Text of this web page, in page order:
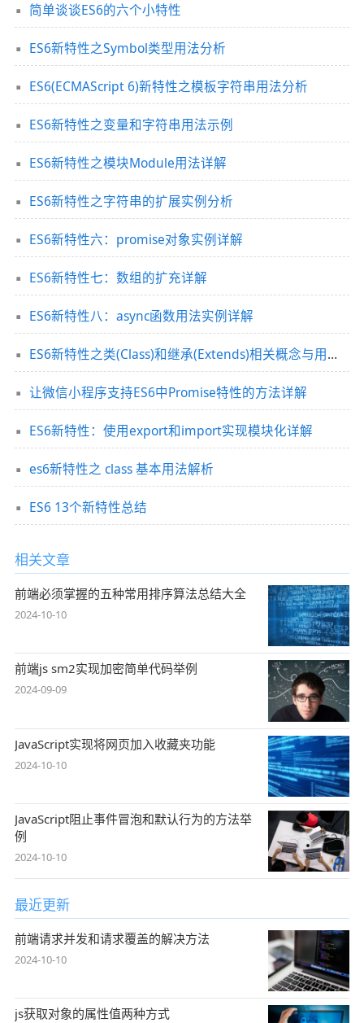
简单谈谈ES6的六个小特性
ES6新特性之Symbol类型用法分析
ES6(ECMAScript 6)新特性之模板字符串用法分析
ES6新特性之变量和字符串用法示例
ES6新特性之模块Module用法详解
ES6新特性之字符串的扩展实例分析
ES6新特性六：promise对象实例详解
ES6新特性七：数组的扩充详解
ES6新特性八：async函数用法实例详解
ES6新特性之类(Class)和继承(Extends)相关概念与用法分析
让微信小程序支持ES6中Promise特性的方法详解
ES6新特性：使用export和import实现模块化详解
es6新特性之 class 基本用法解析
ES6 13个新特性总结
相关文章
前端必须掌握的五种常用排序算法总结大全
2024-10-10
前端js sm2实现加密简单代码举例
2024-09-09
JavaScript实现将网页加入收藏夹功能
2024-10-10
JavaScript阻止事件冒泡和默认行为的方法举
例
2024-10-10
最近更新
前端请求并发和请求覆盖的解决方法
2024-10-10
js获取对象的属性值两种方式